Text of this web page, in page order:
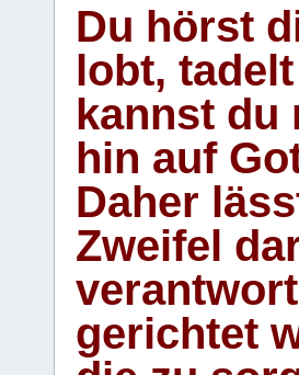
Du hörst
lobt,
kannst du
hin auf
Daher
Zweifel
gerichtet